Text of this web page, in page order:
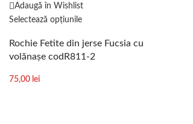
Adaugă în Wishlist
Selectează opțiunile
Rochie Fetite din jerse Fucsia cu
volănașe codR811-2
75,00 lei